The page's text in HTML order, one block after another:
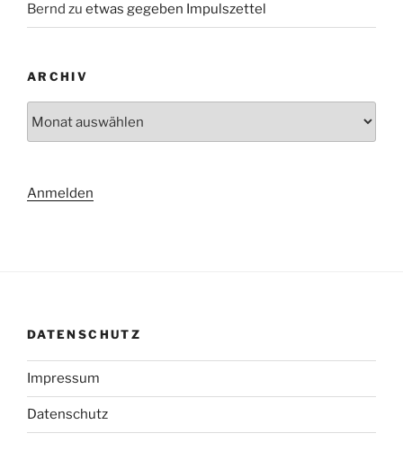
Bernd zu etwas gegeben Impulszettel
ARCHIV
Anmelden
DATENSCHUTZ
Impressum
Datenschutz